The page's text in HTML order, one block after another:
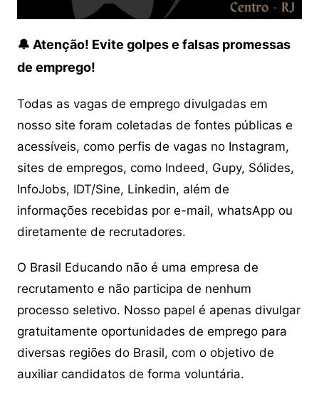
🔔 Atenção! Evite golpes e falsas promessas
de emprego!
Todas as vagas de emprego divulgadas em
nosso site foram coletadas de fontes públicas e
acessíveis, como perfis de vagas no Instagram,
sites de empregos, como Indeed, Gupy, Sólides,
InfoJobs, IDT/Sine, Linkedin, além de
informações recebidas por e-mail, whatsApp ou
diretamente de recrutadores.
O Brasil Educando não é uma empresa de
recrutamento e não participa de nenhum
processo seletivo. Nosso papel é apenas divulgar
gratuitamente oportunidades de emprego para
diversas regiões do Brasil, com o objetivo de
auxiliar candidatos de forma voluntária.